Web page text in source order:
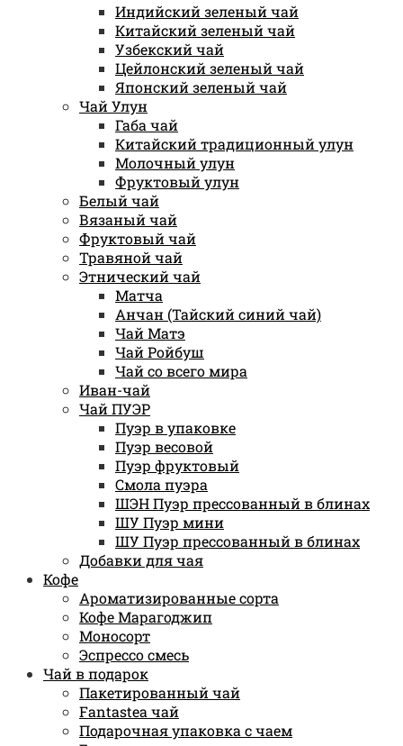
Индийский зеленый чай
Китайский зеленый чай
Узбекский чай
Цейлонский зеленый чай
Японский зеленый чай
Чай Улун
Габа чай
Китайский традиционный улун
Молочный улун
Фруктовый улун
Белый чай
Вязаный чай
Фруктовый чай
Травяной чай
Этнический чай
Матча
Анчан (Тайский синий чай)
Чай Матэ
Чай Ройбуш
Чай со всего мира
Иван-чай
Чай ПУЭР
Пуэр в упаковке
Пуэр весовой
Пуэр фруктовый
Смола пуэра
ШЭН Пуэр прессованный в блинах
ШУ Пуэр мини
ШУ Пуэр прессованный в блинах
Добавки для чая
Кофе
Ароматизированные сорта
Кофе Марагоджип
Моносорт
Эспрессо смесь
Чай в подарок
Пакетированный чай
Fantastea чай
Подарочная упаковка с чаем